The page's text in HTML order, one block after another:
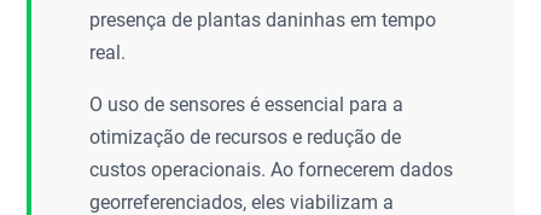
presença de plantas daninhas em tempo
real.
O uso de sensores é essencial para a
otimização de recursos e redução de
custos operacionais. Ao fornecerem dados
georreferenciados, eles viabilizam a